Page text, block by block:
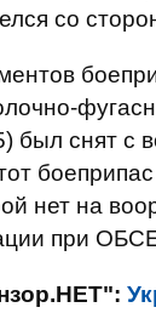
со
был снят с
нет на
при